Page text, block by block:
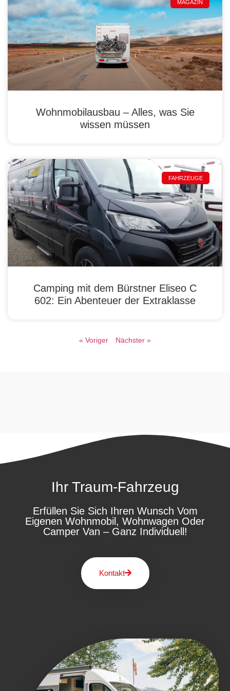
MAGAZIN
Wohnmobilausbau – Alles, was Sie
wissen müssen
FAHRZEUGE
Camping mit dem Bürstner Eliseo C
602: Ein Abenteuer der Extraklasse
« Voriger Nächster »
Ihr Traum-Fahrzeug
Erfüllen Sie Sich Ihren Wunsch Vom
Eigenen Wohnmobil, Wohnwagen Oder
Camper Van – Ganz Individuell!
Kontakt